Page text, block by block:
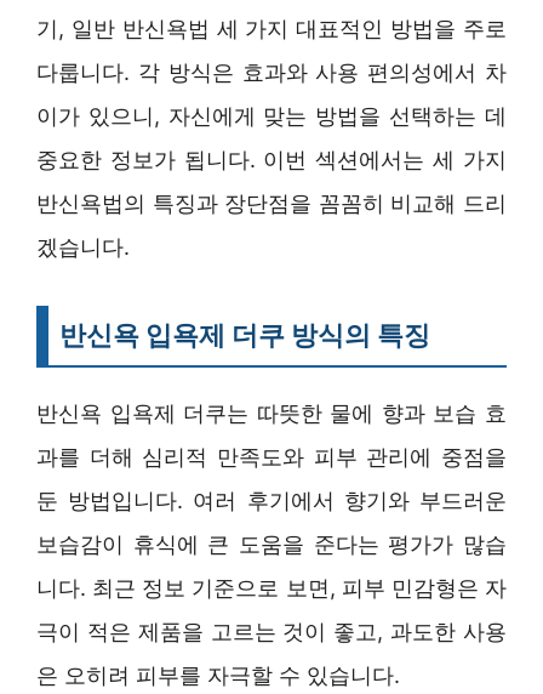
기, 일반 반신욕법 세 가지 대표적인 방법을 주로
다룹니다. 각 방식은 효과와 사용 편의성에서 차
이가 있으니, 자신에게 맞는 방법을 선택하는 데
중요한 정보가 됩니다. 이번 섹션에서는 세 가지
반신욕법의 특징과 장단점을 꼼꼼히 비교해 드리
겠습니다.
반신욕 입욕제 더쿠 방식의 특징
반신욕 입욕제 더쿠는 따뜻한 물에 향과 보습 효
과를 더해 심리적 만족도와 피부 관리에 중점을
둔 방법입니다. 여러 후기에서 향기와 부드러운
보습감이 휴식에 큰 도움을 준다는 평가가 많습
니다. 최근 정보 기준으로 보면, 피부 민감형은 자
극이 적은 제품을 고르는 것이 좋고, 과도한 사용
은 오히려 피부를 자극할 수 있습니다.